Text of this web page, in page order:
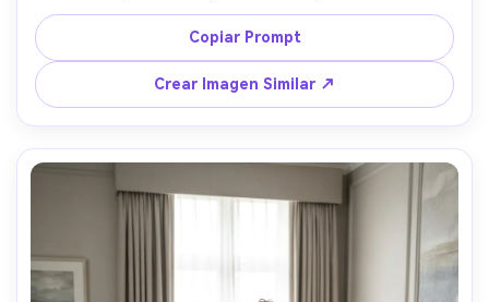
translúcida, él camisa de lino y gafas de sol, destellos en
el agua, fondo de skyline de ciudad, flare de sol y
contraluz, capturada con Nikon Z8, 85mm f/1.8, encuadre
editorial espontáneo, poca profundidad de campo,
fotorrealista, estilo de campaña aspiracional --ar 4:5
Copiar Prompt
Crear Imagen Similar ↗